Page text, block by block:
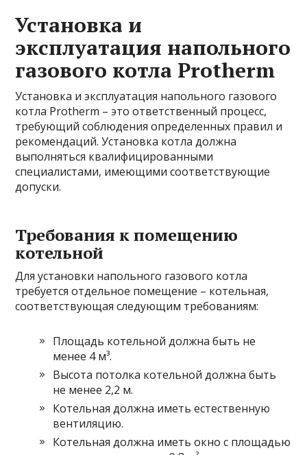
Установка и
эксплуатация напольного
газового котла Protherm
Установка и эксплуатация напольного газового
котла Protherm – это ответственный процесс,
требующий соблюдения определенных правил и
рекомендаций. Установка котла должна
выполняться квалифицированными
специалистами, имеющими соответствующие
допуски.
Требования к помещению
котельной
Для установки напольного газового котла
требуется отдельное помещение – котельная,
соответствующая следующим требованиям:
Площадь котельной должна быть не
менее 4 м³.
Высота потолка котельной должна быть
не менее 2,2 м.
Котельная должна иметь естественную
вентиляцию.
Котельная должна иметь окно с площадью